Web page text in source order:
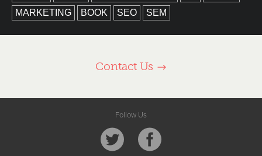
MARKETING
BOOK SEO SEM
Contact Us
Follow Us